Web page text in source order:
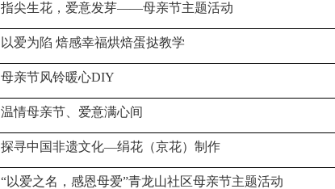
指尖生花，爱意发芽——母亲节主题活动
以爱为陷 焙感幸福烘焙蛋挞教学
母亲节风铃暖心DIY
温情母亲节、爱意满心间
探寻中国非遗文化—绢花（京花）制作
“以爱之名，感恩母爱”青龙山社区母亲节主题活动